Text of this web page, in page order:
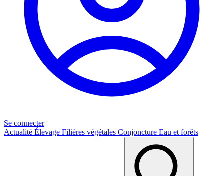
Se connecter
Actualité Élevage Filières végétales Conjoncture Eau et forêts